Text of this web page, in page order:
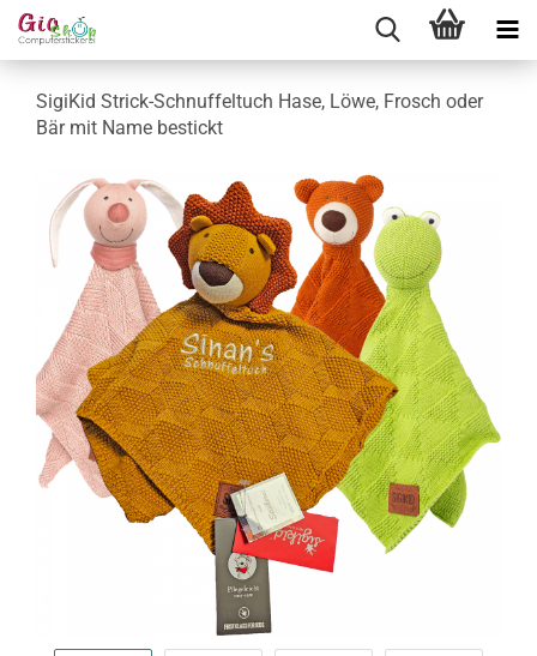
SigiKid Strick-Schnuffeltuch Hase, Löwe, Frosch oder
Bär mit Name bestickt